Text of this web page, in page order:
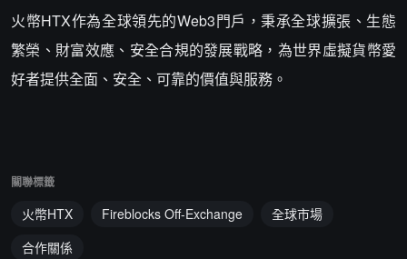
火幣HTX作為全球領先的Web3門戶，秉承全球擴張、生態
繁榮、財富效應、安全合規的發展戰略，為世界虛擬貨幣愛
好者提供全面、安全、可靠的價值與服務。
關聯標籤
火幣HTX Fireblocks Off-Exchange
全球市場
合作關係